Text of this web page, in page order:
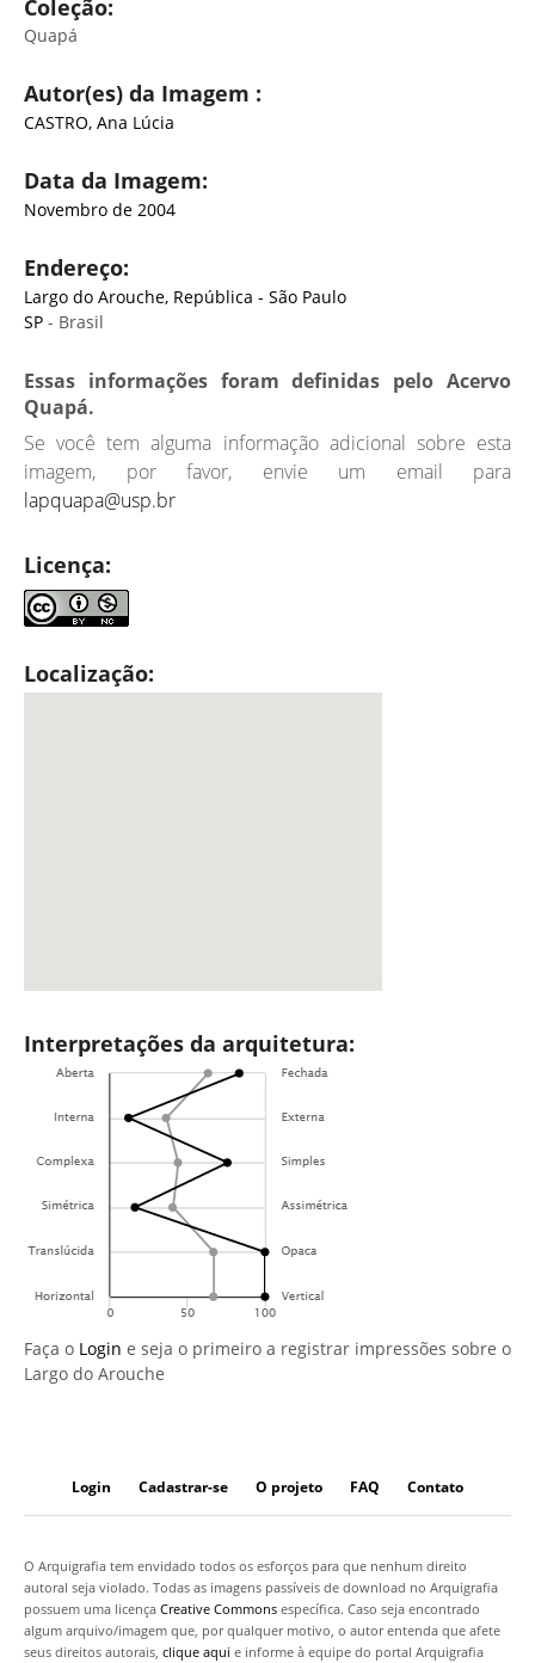
Coleção:
Quapá
Autor(es) da Imagem :
CASTRO, Ana Lúcia
Data da Imagem:
Novembro de 2004
Endereço:
Largo do Arouche, República - São Paulo
SP - Brasil
Essas informações foram definidas pelo Acervo
Quapá.
Se você tem alguma informação adicional sobre esta
imagem, por favor, envie um email para
lapquapa@usp.br
Licença:
Localização:
Interpretações da arquitetura:
Faça o Login e seja o primeiro a registrar impressões sobre o
Largo do Arouche
Login Cadastrar-se O projeto FAQ Contato
O Arquigrafia tem envidado todos os esforços para que nenhum direito
autoral seja violado. Todas as imagens passíveis de download no Arquigrafia
possuem uma licença Creative Commons específica. Caso seja encontrado
algum arquivo/imagem que, por qualquer motivo, o autor entenda que afete
seus direitos autorais, clique aqui e informe à equipe do portal Arquigrafia